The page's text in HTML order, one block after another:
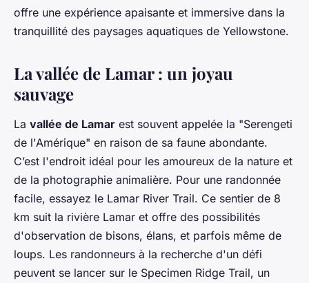
offre une expérience apaisante et immersive dans la
tranquillité des paysages aquatiques de Yellowstone.
La vallée de Lamar : un joyau
sauvage
La vallée de Lamar est souvent appelée la "Serengeti
de l'Amérique" en raison de sa faune abondante.
C’est l'endroit idéal pour les amoureux de la nature et
de la photographie animalière. Pour une randonnée
facile, essayez le Lamar River Trail. Ce sentier de 8
km suit la rivière Lamar et offre des possibilités
d'observation de bisons, élans, et parfois même de
loups. Les randonneurs à la recherche d'un défi
peuvent se lancer sur le Specimen Ridge Trail, un